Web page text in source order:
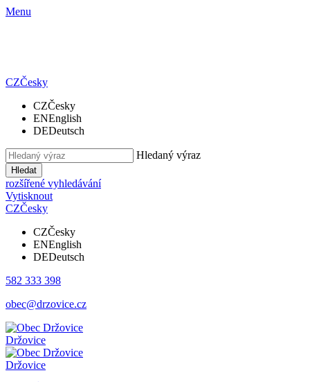
Menu
CZČesky
CZČesky
ENEnglish
DEDeutsch
Hledaný výraz
Hledat
rozšířené vyhledávání
Vytisknout
CZČesky
CZČesky
ENEnglish
DEDeutsch
582 333 398
obec@drzovice.cz
Držovice
Držovice